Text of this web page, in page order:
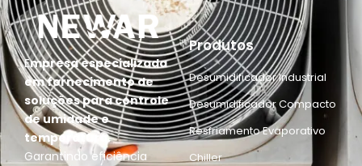
Empresa especializada
em fornecimento de
soluções para controle
de umidade e
temperatura.
Garantindo eficiência
Produtos
Desumidificador Industrial
Desumidificador Compacto
Resfriamento Evaporativo
Chiller